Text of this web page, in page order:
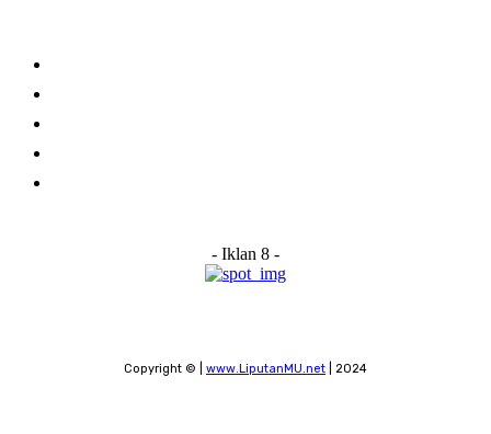
- Iklan 8 -
Copyright © | www.LiputanMU.net | 2024